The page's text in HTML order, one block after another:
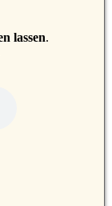
lassen.